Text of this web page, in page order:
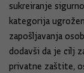
sukreiranje
kategorija
zapošljavanja
dodavši da je cilj
privatne zaštite,